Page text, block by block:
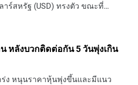
าร์สหรัฐ (USD) ทรงตัว ขณะที่
ลงระหว่างอิหร่านและโอมาน
USD เคลื่อนไหวอยู่รอบ ๆ
หลังบวกติดต่อกัน 5 วันพุ่งเกิน
ร่ง หนุนราคาหุ้นพุ่งขึ้นและมีแนว